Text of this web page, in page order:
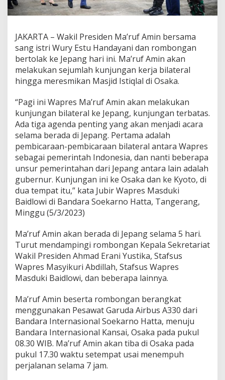
JAKARTA – Wakil Presiden Ma’ruf Amin bersama
sang istri Wury Estu Handayani dan rombongan
bertolak ke Jepang hari ini. Ma’ruf Amin akan
melakukan sejumlah kunjungan kerja bilateral
hingga meresmikan Masjid Istiqlal di Osaka.
“Pagi ini Wapres Ma’ruf Amin akan melakukan
kunjungan bilateral ke Jepang, kunjungan terbatas.
Ada tiga agenda penting yang akan menjadi acara
selama berada di Jepang. Pertama adalah
pembicaraan-pembicaraan bilateral antara Wapres
sebagai pemerintah Indonesia, dan nanti beberapa
unsur pemerintahan dari Jepang antara lain adalah
gubernur. Kunjungan ini ke Osaka dan ke Kyoto, di
dua tempat itu,” kata Jubir Wapres Masduki
Baidlowi di Bandara Soekarno Hatta, Tangerang,
Minggu (5/3/2023)
Ma’ruf Amin akan berada di Jepang selama 5 hari.
Turut mendampingi rombongan Kepala Sekretariat
Wakil Presiden Ahmad Erani Yustika, Stafsus
Wapres Masyikuri Abdillah, Stafsus Wapres
Masduki Baidlowi, dan beberapa lainnya.
Ma’ruf Amin beserta rombongan berangkat
menggunakan Pesawat Garuda Airbus A330 dari
Bandara Internasional Soekarno Hatta, menuju
Bandara Internasional Kansai, Osaka pada pukul
08.30 WIB. Ma’ruf Amin akan tiba di Osaka pada
pukul 17.30 waktu setempat usai menempuh
perjalanan selama 7 jam.